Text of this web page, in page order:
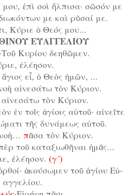
ἐ­πὶ σοὶ ἤλ­πι­σα· σῶ­σόν με
με καὶ ρῦ­σαί με.
Κύ­ρι­ε ὁ Θε­ός μου...
ΕΥΑΓΓΕΛΙΟΥ
Τοῦ Κυ­ρί­ου δε­η­θῶ­μεν.
ἐ­λέ­η­σον.
εἶ, ὁ Θε­ὸς ἡ­μῶν, ...
αἰ­νε­σά­τω τὸν Κύ­ρι­ον.
τὸν Κύ­ρι­ον.
ἐν τοῖς ἁ­γί­οις αὐ­τοῦ· αἰ­νεῖ­τε
τῆς δυ­νά­με­ως αὐ­τοῦ.
πᾶ­σα τὸν Κύ­ρι­ον.
τοῦ κα­τα­ξι­ω­θῆ­ναι ἡ­μᾶς...
ἐ­λέ­η­σον. (γ´)
ἀ­κού­σω­μεν τοῦ ἁ­γί­ου Εὐ­
αγ­γε­λί­ου.